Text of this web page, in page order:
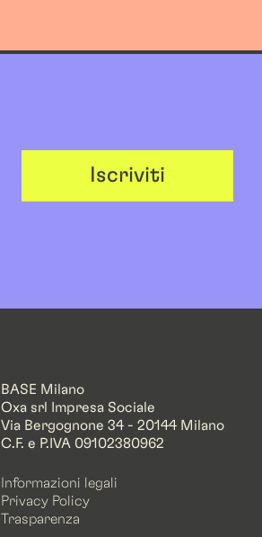
Iscriviti
BASE Milano
Oxa srl Impresa Sociale
Via Bergognone 34 - 20144 Milano
C.F. e P.IVA 09102380962
Informazioni legali
Privacy Policy
Trasparenza